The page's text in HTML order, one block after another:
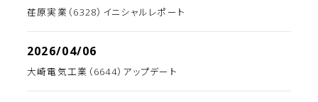
荏原実業（6328）イニシャルレポート
2026/04/06
大崎電気工業（6644）アップデート